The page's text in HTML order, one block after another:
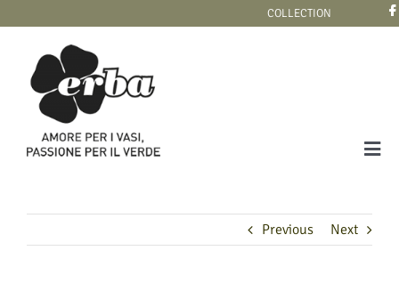
content
COLLECTION
Previous Next